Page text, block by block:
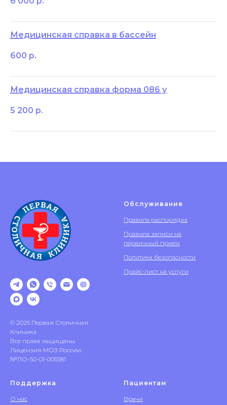
Медицинская справка в бассейн
600 р.
Медицинская справка форма 086 у
5 200 р.
© 2025 Первая Столичная
Клиника
Все права защищены.
Лицензия МОЗ России:
№ЛО-50-01-005581
Обслуживание
Правила распорядка
Правила записи на
первичный прием
Политика безопасности
Прайс-лист на услуги
Поддержка
О нас
Пациентам
Врачи